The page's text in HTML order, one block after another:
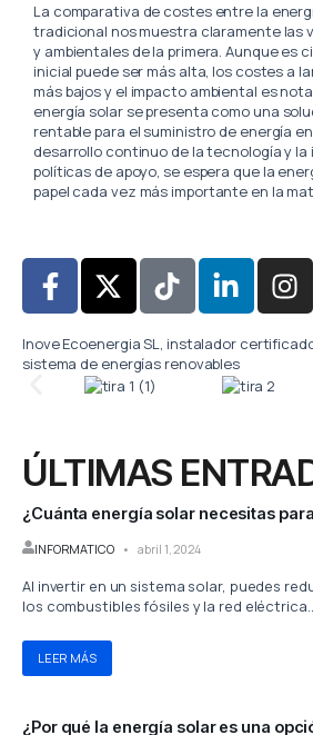
La comparativa de costes entre la
tradicional nos muestra claramente las
y ambientales de la primera. Aunque es
inicial puede ser más alta, los costes a
más bajos y el impacto ambiental es
energía solar se presenta como una
rentable para el suministro de energía
desarrollo continuo de la tecnología y la
políticas de apoyo, se espera que la
papel cada vez más importante en la
F
a
c
e
b
k
-
f
X
-
t
w
i
e
r
T
i
k
t
o
L
i
n
k
e
n
-
i
I
n
s
t
a
m
Inove Ecoenergia SL, instalador
sistema de energías renovables
ÚLTIMAS
¿Cuánta energía solar necesitas
INFORMATICO abril 1, 2024
Al invertir en un sistema solar, puedes
los combustibles fósiles y la red
LEER MÁS
¿Por qué la energía solar es una